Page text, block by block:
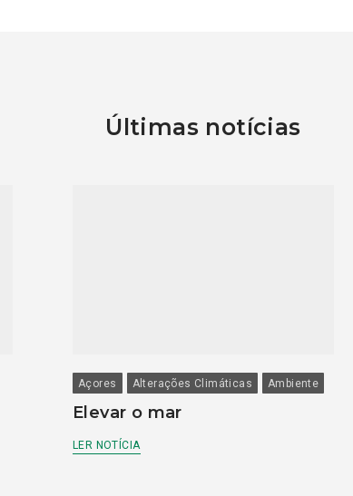
Últimas notícias
Açores Alterações Climáticas Ambiente
Elevar o mar
LER NOTÍCIA